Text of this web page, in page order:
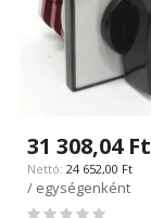
31 308,04 Ft
24 652,00 Ft
/ egységenként
Rating: